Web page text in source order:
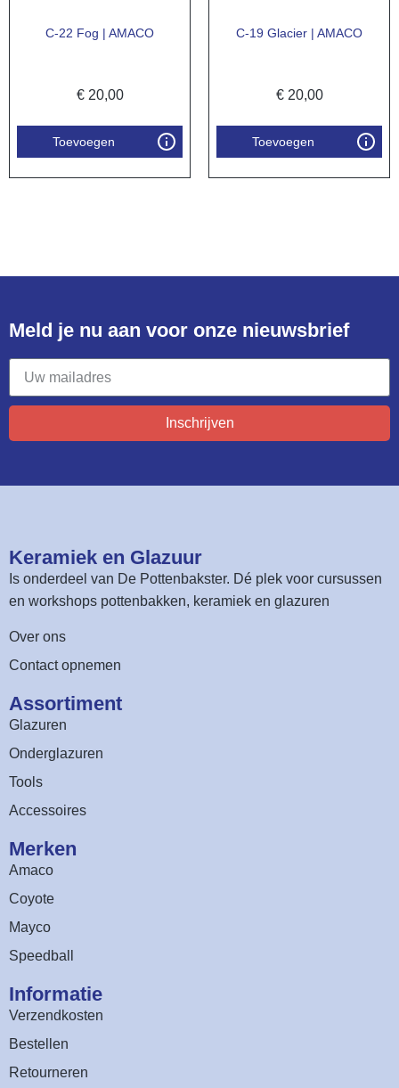
C-22 Fog | AMACO
€20,00
Toevoegen
C-19 Glacier | AMACO
€20,00
Toevoegen
Meld je nu aan voor onze nieuwsbrief​
Inschrijven
Keramiek en Glazuur​
Is onderdeel van De Pottenbakster. Dé plek voor cursussen
en workshops pottenbakken, keramiek en glazuren
Over ons
Contact opnemen
Assortiment​
Glazuren
Onderglazuren
Tools
Accessoires
Merken
Amaco
Coyote
Mayco
Speedball
Informatie
Verzendkosten
Bestellen
Retourneren